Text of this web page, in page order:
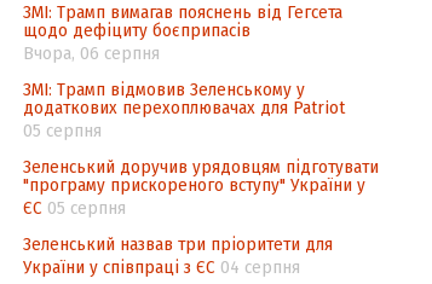
ЗМІ: Трамп вимагав пояснень від Гегсета
щодо дефіциту боєприпасів
Вчора, 06 серпня
ЗМІ: Трамп відмовив Зеленському у
додаткових перехоплювачах для Patriot
05 серпня
Зеленський доручив урядовцям підготувати
"програму прискореного вступу" України у
ЄС 05 серпня
Зеленський назвав три пріоритети для
України у співпраці з ЄС 04 серпня